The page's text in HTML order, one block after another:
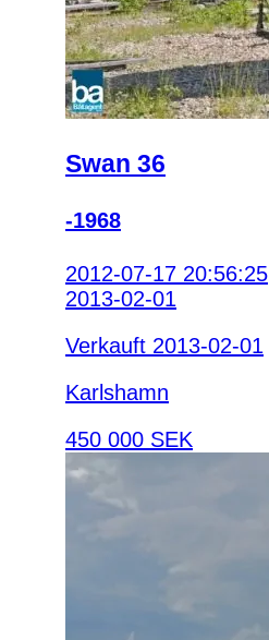
Swan 36
-1968
2012-07-17 20:56:25
2013-02-01
Verkauft 2013-02-01
Karlshamn
450 000 SEK